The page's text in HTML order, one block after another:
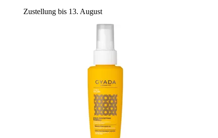
Zustellung bis 13. August